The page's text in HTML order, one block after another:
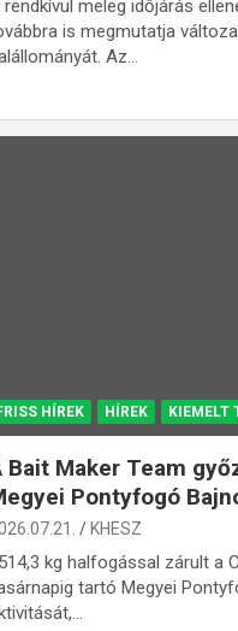
rendkívül meleg időjárás
is megmutatja
Az…
HÍREK HÍREK KIEMELT
Bait Maker Team
Pontyfogó
KHESZ
kg halfogással zárult a
tartó Megyei